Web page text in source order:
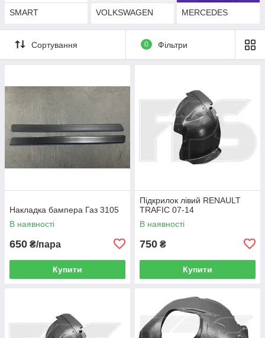
SMART VOLKSWAGEN MERCEDES
Сортування 0 Фільтри
Накладка бампера Газ 3105
В наявності
650 ₴/пара
Купити
Підкрилок лівий RENAULT
TRAFIC 07-14
В наявності
750 ₴
Купити